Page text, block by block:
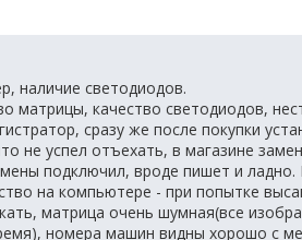
наличие светодиодов.
матрицы, качество светодиодов,
сразу же после покупки
не успел отъехать, в магазине
подключил, вроде пишет и
на компьютере - при попытке
матрица очень шумная(все
номера машин видны хорошо с